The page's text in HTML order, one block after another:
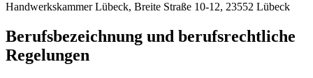
Handwerkskammer Lübeck, Breite Straße 10-12, 23552 Lübeck
Berufsbezeichnung und berufsrechtliche
Regelungen